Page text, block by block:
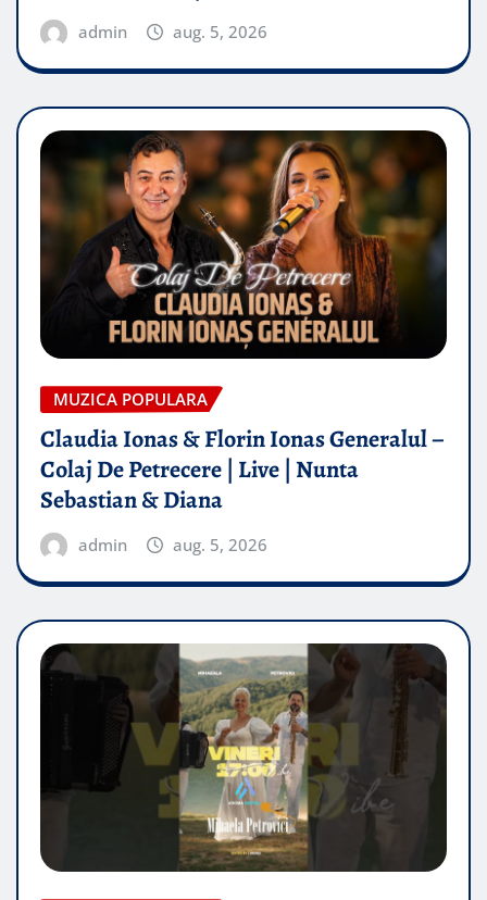
admin aug. 5, 2026
MUZICA POPULARA
Claudia Ionas & Florin Ionas Generalul –
Colaj De Petrecere | Live | Nunta
Sebastian & Diana
admin aug. 5, 2026